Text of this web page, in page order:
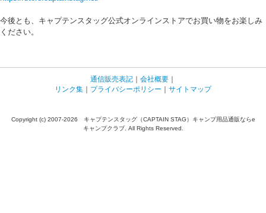
今後とも、キャプテンスタッグ公式オンラインストアでお買い物をお楽しみ
ください。
通信販売表記 ｜ 会社概要 ｜
リンク集 ｜ プライバシーポリシー ｜ サイトマップ
Copyright (c) 2007-2026 キャプテンスタッグ（CAPTAIN STAG）キャンプ用品通販ならe
キャンプクラブ. All Rights Reserved.